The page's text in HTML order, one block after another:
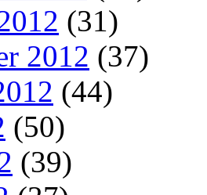
(31)
2012 (37)
(44)
(50)
(39)